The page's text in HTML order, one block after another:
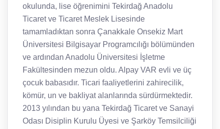
okulunda, lise öğrenimini Tekirdağ Anadolu
Ticaret ve Ticaret Meslek Lisesinde
tamamladıktan sonra Çanakkale Onsekiz Mart
Üniversitesi Bilgisayar Programcılığı bölümünden
ve ardından Anadolu Üniversitesi İşletme
Fakültesinden mezun oldu. Alpay VAR evli ve üç
çocuk babasıdır. Ticari faaliyetlerini zahirecilik,
kömür, un ve bakliyat alanlarında sürdürmektedir.
2013 yılından bu yana Tekirdağ Ticaret ve Sanayi
Odası Disiplin Kurulu Üyesi ve Şarköy Temsilciliği